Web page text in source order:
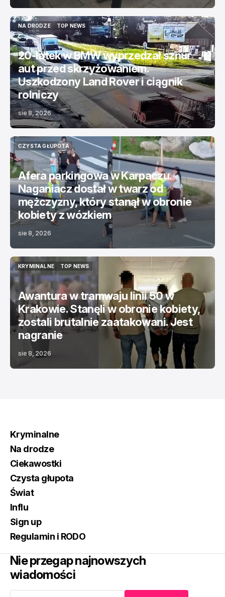
NA DRODZE
NA DRODZE
TOP NEWS
TOP NEWS
20-latek w BMW wyprzedzał sznur
aut przed skrzyżowaniem.
Uszkodzony Land Rover i ciągnik
rolniczy
sie 8, 2026
CZYSTA GŁUPOTA
CZYSTA GŁUPOTA
Afera parkingowa w Karpaczu.
Naganiacz dostał w twarz od
mężczyzny, który stanął w obronie
kobiety z wózkiem
sie 8, 2026
KRYMINALNE
KRYMINALNE
TOP NEWS
TOP NEWS
Awantura w tramwaju linii 50 w
Krakowie. Stanęli w obronie kobiety,
zostali brutalnie zaatakowani. Jest
nagranie
sie 8, 2026
Kryminalne
Na drodze
Ciekawostki
Czysta głupota
Świat
Influ
Sign up
Regulamin i RODO
Nie przegap najnowszych
wiadomości